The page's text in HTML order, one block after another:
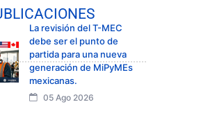
La revisión del T-MEC
debe ser el punto de
partida para una nueva
generación de MiPyMEs
mexicanas.
05 Ago 2026